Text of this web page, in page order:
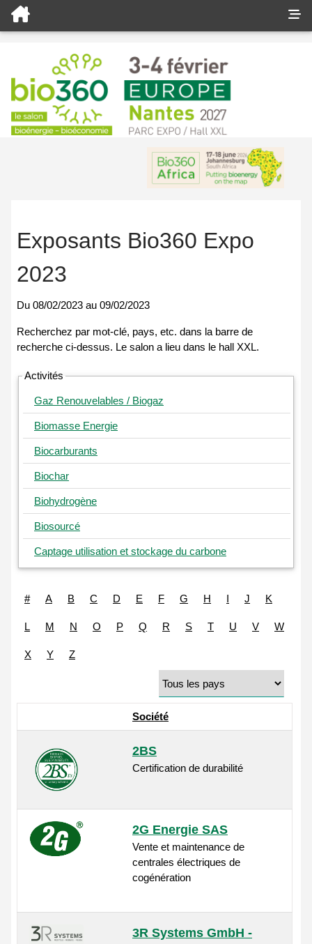
Exposants Bio360 Expo
2023
Du 08/02/2023 au 09/02/2023
Activités
Gaz Renouvelables / Biogaz
Biomasse Energie
Biocarburants
Biochar
Biohydrogène
Biosourcé
Captage utilisation et stockage du carbone
# A B C D E F G H I J K
L M N O P Q R S T U V W
X Y Z
Société
2BS
Certification de durabilité
2G Energie SAS
Vente et maintenance de
centrales électriques de
cogénération
3R Systems GmbH -